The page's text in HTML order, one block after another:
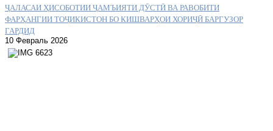
ҶАЛАСАИ ҲИСОБОТИИ ҶАМЪИЯТИ ДӮСТӢ ВА РАВОБИТИ
ФАРҲАНГИИ ТОҶИКИСТОН БО КИШВАРҲОИ ХОРИҶӢ БАРГУЗОР
ГАРДИД
10 Февраль 2026